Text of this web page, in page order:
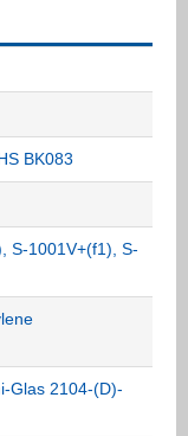
BK083
S-1001V+(f1), S-
Glas 2104-(D)-